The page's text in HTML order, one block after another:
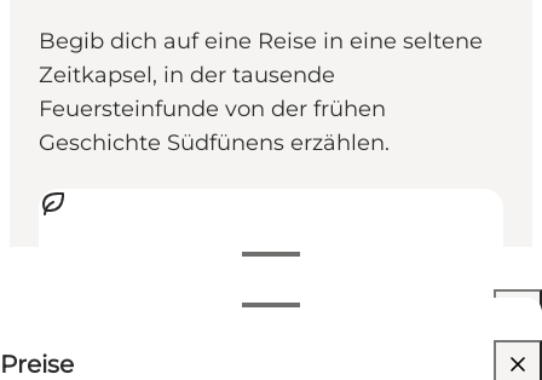
Begib dich auf eine Reise in eine seltene
Zeitkapsel, in der tausende
Feuersteinfunde von der frühen
Geschichte Südfünens erzählen.
Öffnungszeiten anzeigen
Nach Monat filtern
Preise